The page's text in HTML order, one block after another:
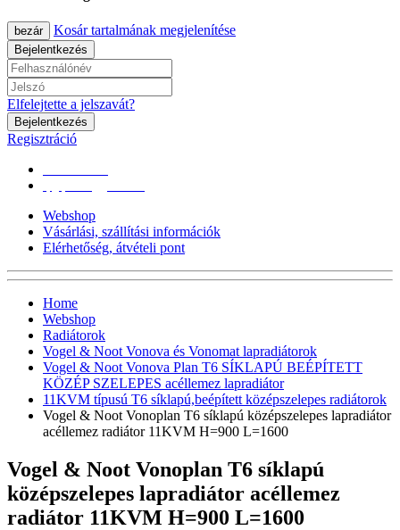
bezár Kosár tartalmának megjelenítése
Bejelentkezés
Elfelejtette a jelszavát?
Bejelentkezés
Regisztráció
Webshop
Vásárlási, szállítási információk
Elérhetőség, átvételi pont
Home
Webshop
Radiátorok
Vogel & Noot Vonova és Vonomat lapradiátorok
Vogel & Noot Vonova Plan T6 SÍKLAPÚ BEÉPÍTETT
KÖZÉP SZELEPES acéllemez lapradiátor
11KVM típusú T6 síklapú,beépített középszelepes radiátorok
Vogel & Noot Vonoplan T6 síklapú középszelepes lapradiátor
acéllemez radiátor 11KVM H=900 L=1600
Vogel & Noot Vonoplan T6 síklapú
középszelepes lapradiátor acéllemez
radiátor 11KVM H=900 L=1600